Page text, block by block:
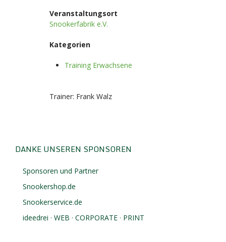
Veranstaltungsort
Snookerfabrik e.V.
Kategorien
Training Erwachsene
Trainer: Frank Walz
DANKE UNSEREN SPONSOREN
Sponsoren und Partner
Snookershop.de
Snookerservice.de
ideedrei · WEB · CORPORATE · PRINT